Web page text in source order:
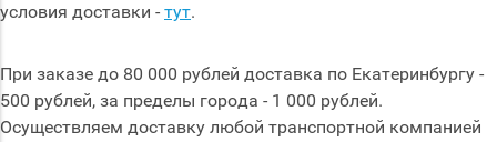
условия доставки - тут.
При заказе до 80 000 рублей доставка по Екатеринбургу -
500 рублей, за пределы города - 1 000 рублей.
Осуществляем доставку любой транспортной компанией